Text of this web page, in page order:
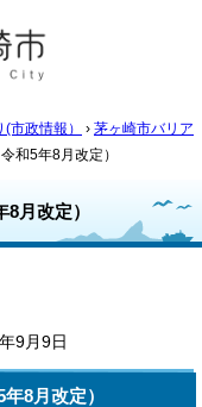
市政情報） › 茅ヶ崎市バリア
和5年8月改定）
月改定）
9月9日
8月改定）